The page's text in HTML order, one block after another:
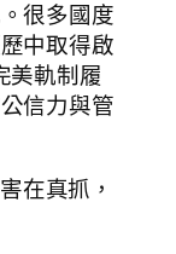
很多國度
中取得啟
美軌制履
信力與管
在真抓，